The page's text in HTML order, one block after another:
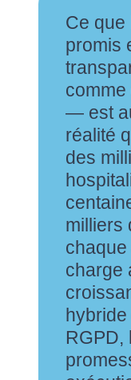
Ce que
promis
comme
— est
réalité
des
milliers
charge
RGPD,